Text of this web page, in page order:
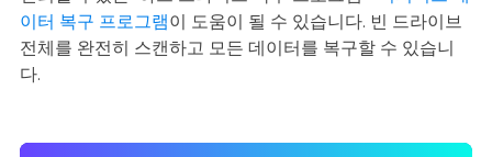
이터 복구 프로그램이 도움이 될 수 있습니다. 빈 드라이브
전체를 완전히 스캔하고 모든 데이터를 복구할 수 있습니
다.